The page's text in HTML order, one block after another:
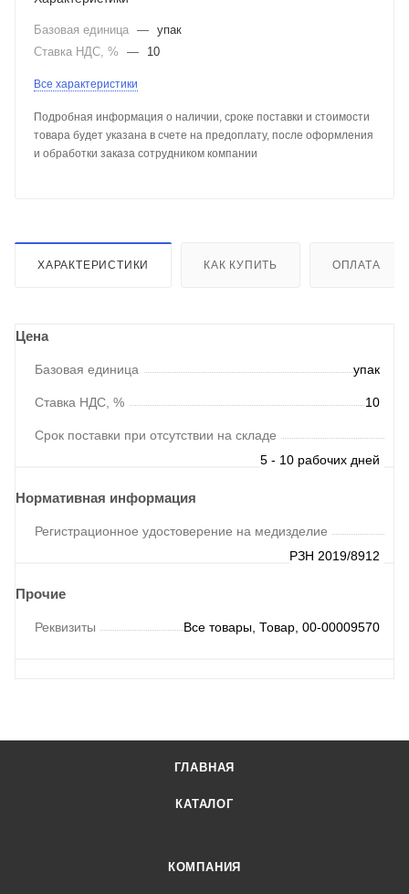
Базовая единица — упак
Ставка НДС, %
— 10
Все характеристики
Подробная информация о наличии, сроке поставки и стоимости
товара будет указана в счете на предоплату, после оформления
и обработки заказа сотрудником компании
ХАРАКТЕРИСТИКИ КАК КУПИТЬ ОПЛАТА
Цена
Базовая единица упак
Ставка НДС, % 10
Срок поставки при отсутствии на складе
5 - 10 рабочих дней
Нормативная информация
Регистрационное удостоверение на медизделие
РЗН 2019/8912
Прочие
Реквизиты Все товары, Товар, 00-00009570
ГЛАВНАЯ
КАТАЛОГ
КОМПАНИЯ